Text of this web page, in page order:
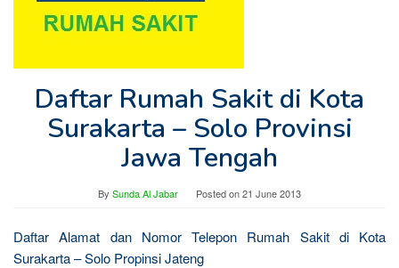
Daftar Rumah Sakit di Kota
Surakarta – Solo Provinsi
Jawa Tengah
By Sunda Al Jabar Posted on21 June 2013
Daftar Alamat dan Nomor Telepon Rumah Sakit di Kota
Surakarta – Solo Propinsi Jateng